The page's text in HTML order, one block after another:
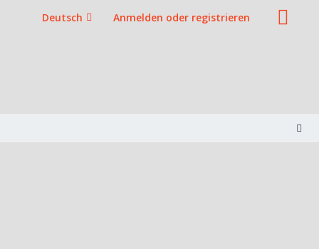
Deutsch Anmelden oder registrieren